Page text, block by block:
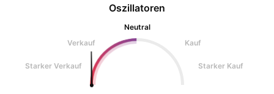
Oszillatoren
Neutral
Verkauf
Kauf
Starker Verkauf Starker Kauf